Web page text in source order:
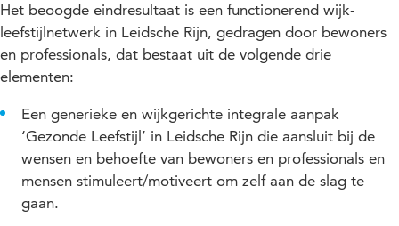
Het beoogde eindresultaat is een functionerend wijk-
leefstijlnetwerk in Leidsche Rijn, gedragen door bewoners
en professionals, dat bestaat uit de volgende drie
elementen:
Een generieke en wijkgerichte integrale aanpak
‘Gezonde Leefstijl’ in Leidsche Rijn die aansluit bij de
wensen en behoefte van bewoners en professionals en
mensen stimuleert/motiveert om zelf aan de slag te
gaan.